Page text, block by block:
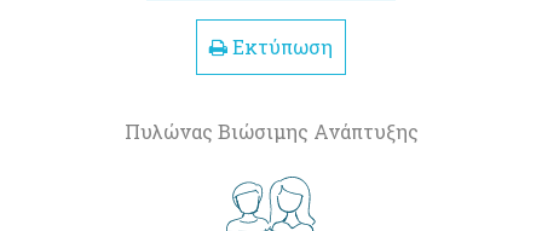
Εκτύπωση
Πυλώνας Βιώσιμης Ανάπτυξης